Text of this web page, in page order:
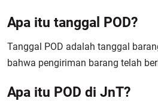
Apa itu tanggal POD?
Tanggal POD adalah tanggal
bahwa pengiriman barang telah
Apa itu POD di JnT?